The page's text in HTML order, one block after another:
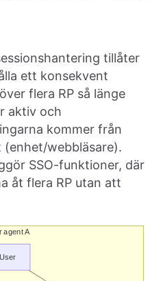
tillåter
ett konsekvent
flera RP så länge
aktiv och
kommer från
(enhet/webbläsare).
SSO-funktioner, där
åt flera RP utan att